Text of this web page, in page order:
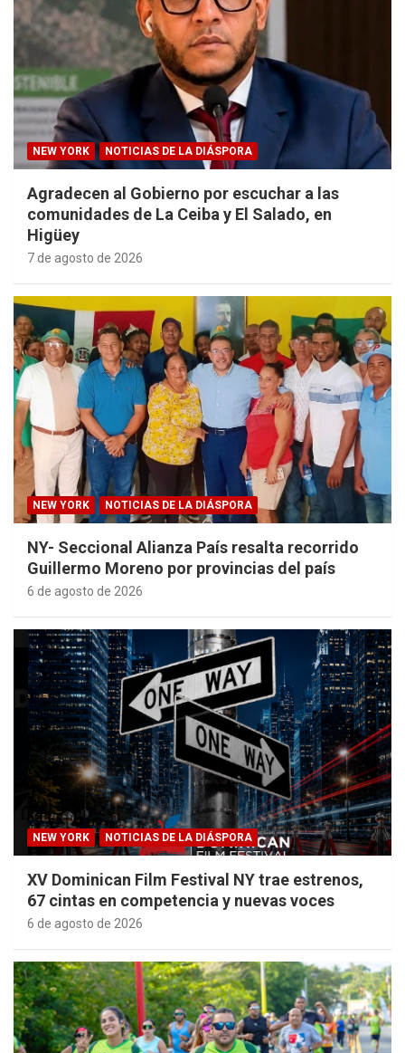
NEW YORK NOTICIAS DE LA DIÁSPORA
Agradecen al Gobierno por escuchar a las
comunidades de La Ceiba y El Salado, en
Higüey
7 de agosto de 2026
NEW YORK NOTICIAS DE LA DIÁSPORA
NY- Seccional Alianza País resalta recorrido
Guillermo Moreno por provincias del país
6 de agosto de 2026
NEW YORK NOTICIAS DE LA DIÁSPORA
XV Dominican Film Festival NY trae estrenos,
67 cintas en competencia y nuevas voces
6 de agosto de 2026